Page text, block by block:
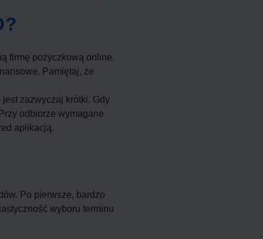
firmę pożyczkową online.
Pamiętaj, że
zazwyczaj krótki. Gdy
odbiorze wymagane
aplikacją.
Po pierwsze, bardzo
wyboru terminu